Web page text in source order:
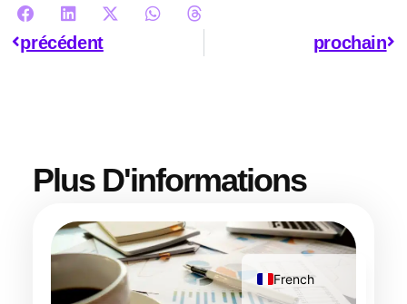
précédent prochain
Plus D'informations
French
English
Arabic
Spanish
Swahili